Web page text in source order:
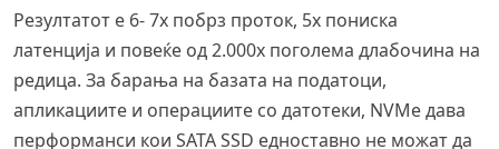
Резултатот е 6- 7x побрз проток, 5x пониска
латенција и повеќе од 2.000x поголема длабочина на
редица. За барања на базата на податоци,
апликациите и операциите со датотеки, NVMe дава
перформанси кои SATA SSD едноставно не можат да